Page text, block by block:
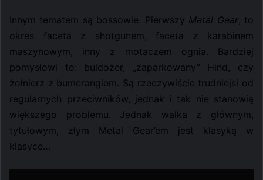
Innym tematem są bossowie. Pierwszy Metal Gear, to
okres faceta z shotgunem, faceta z karabinem
maszynowym, inny z motaczem ognia. Bardziej
pomysłowi to: buldożer, „zaparkowany” Hind, czy
żołnierz z bumerangiem. Są rzeczywiście trudniejsi od
regularnych przeciwników, jednak i tak nie stanowią
większego problemu. Jednak walka z głównym,
tytułowym, złym Metal Gear’em jest klasyką w
klasyce…